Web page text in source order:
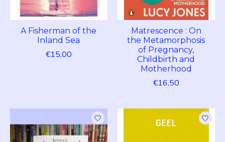
A Fisherman of the
Inland Sea
€15,00
Matrescence : On
the Metamorphosis
of Pregnancy,
Childbirth and
Motherhood
€16,50